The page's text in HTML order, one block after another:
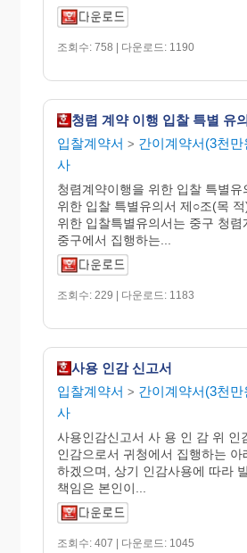
조회수: 758 | 다운로드: 1190
청렴 계약 이행 입찰 특별 유
입찰계약서 > 간이계약서(3천
사
청렴계약이행을 위한 입찰 특별
위한 입찰 특별유의서 제○조(목
위한 입찰특별유의서는 중구 청렴
중구에서 집행하는...
조회수: 229 | 다운로드: 1183
사용 인감 신고서
입찰계약서 > 간이계약서(3천
사
사용인감신고서 사 용 인 감 위 인
인감으로서 귀청에서 집행하는
하겠으며, 상기 인감사용에 따라
책임은 본인이...
조회수: 407 | 다운로드: 1045